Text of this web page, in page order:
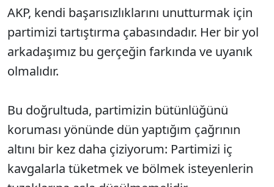
AKP, kendi başarısızlıklarını unutturmak için
partimizi tartıştırma çabasındadır. Her bir yol
arkadaşımız bu gerçeğin farkında ve uyanık
olmalıdır.
Bu doğrultuda, partimizin bütünlüğünü
koruması yönünde dün yaptığım çağrının
altını bir kez daha çiziyorum: Partimizi iç
kavgalarla tüketmek ve bölmek isteyenlerin